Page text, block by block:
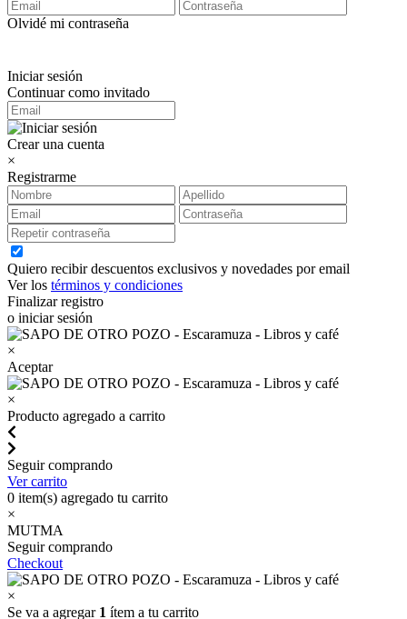
Olvidé mi contraseña
Iniciar sesión
Continuar como invitado
Crear una cuenta
×
Registrarme
Quiero recibir descuentos exclusivos y novedades por email
Ver los términos y condiciones
Finalizar registro
o iniciar sesión
×
Aceptar
×
Producto agregado a carrito
Seguir comprando
Ver carrito
0 item(s) agregado tu carrito
×
MUTMA
Seguir comprando
Checkout
×
Se va a agregar 1 ítem a tu carrito